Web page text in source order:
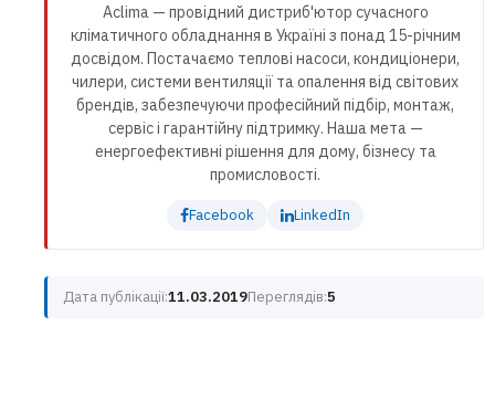
Aclima — провідний дистриб'ютор сучасного
кліматичного обладнання в Україні з понад 15-річним
досвідом. Постачаємо теплові насоси, кондиціонери,
чилери, системи вентиляції та опалення від світових
брендів, забезпечуючи професійний підбір, монтаж,
сервіс і гарантійну підтримку. Наша мета —
енергоефективні рішення для дому, бізнесу та
промисловості.
Facebook LinkedIn
Дата публікації:11.03.2019Переглядів:5